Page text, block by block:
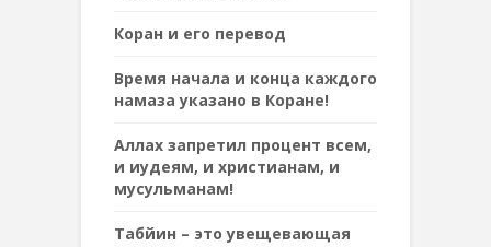
Коран и его перевод
Время начала и конца каждого
намаза указано в Коране!
Аллах запретил процент всем,
и иудеям, и христианам, и
мусульманам!
Табйин – это увещевающая